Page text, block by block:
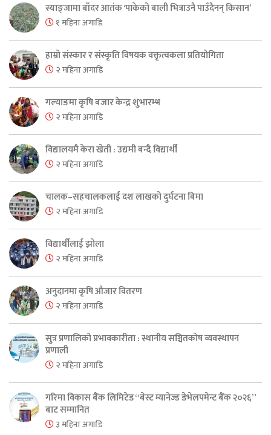
स्याङ्जामा बाँदर आतंक ‘पाकेको बाली भित्राउनै पाउँदैनन् किसान’
१ महिना अगाडि
हाम्रो संस्कार र संस्कृति विषयक वक्तृत्वकला प्रतियोगिता
२ महिना अगाडि
गल्याङमा कृषि बजार केन्द्र शुभारम्भ
२ महिना अगाडि
विद्यालयमै केरा खेती : उद्यमी बन्दै विद्यार्थी
२ महिना अगाडि
चालक–सहचालकलाई दश लाखको दुर्घटना बिमा
२ महिना अगाडि
विद्यार्थीलाई झोला
२ महिना अगाडि
अनुदानमा कृषि औजार वितरण
२ महिना अगाडि
सुत्र प्रणालिको प्रभावकारीता : स्थानीय सञ्चितकोष व्यवस्थापन
प्रणाली
२ महिना अगाडि
गरिमा विकास बैंक लिमिटेड “बेस्ट म्यानेज्ड डेभेलपमेन्ट बैंक २०२६”
बाट सम्मानित
३ महिना अगाडि